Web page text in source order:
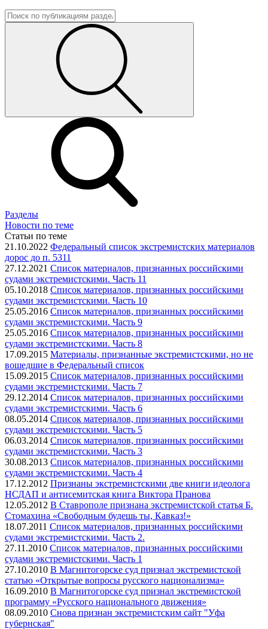
Разделы
Новости по теме
Статьи по теме
21.10.2022 Федеральный список экстремистских материалов
дорос до п. 5311
27.12.2021 Список материалов, признанных российскими
судами экстремистскими. Часть 11
05.10.2018 Список материалов, признанных российскими
судами экстремистскими. Часть 10
25.05.2016 Список материалов, признанных российскими
судами экстремистскими. Часть 9
25.05.2016 Список материалов, признанных российскими
судами экстремистскими. Часть 8
17.09.2015 Материалы, признанные экстремистскими, но не
вошедшие в Федеральный список
15.09.2015 Список материалов, признанных российскими
судами экстремистскими. Часть 7
29.12.2014 Список материалов, признанных российскими
судами экстремистскими. Часть 6
08.05.2014 Список материалов, признанных российскими
судами экстремистскими. Часть 5
06.03.2014 Список материалов, признанных российскими
судами экстремистскими. Часть 3
30.08.2013 Список материалов, признанных российскими
судами экстремистскими. Часть 4
17.12.2012 Признаны экстремистскими две книги идеолога
НСДАП и антисемитская книга Виктора Пранова
12.05.2012 В Ставрополе признана экстремистской статья Б.
Стомахина «Свободным будешь ты, Кавказ!»
18.07.2011 Список материалов, признанных российскими
судами экстремистскими. Часть 2.
27.11.2010 Список материалов, признанных российскими
судами экстремистскими. Часть 1
27.10.2010 В Магнитогорске суд признал экстремистской
статью «Открытые вопросы русского национализма»
16.09.2010 В Магнитогорске суд признал экстремистской
программу «Русского национального движения»
08.09.2010 Снова признан экстремистским сайт "Уфа
губернская"